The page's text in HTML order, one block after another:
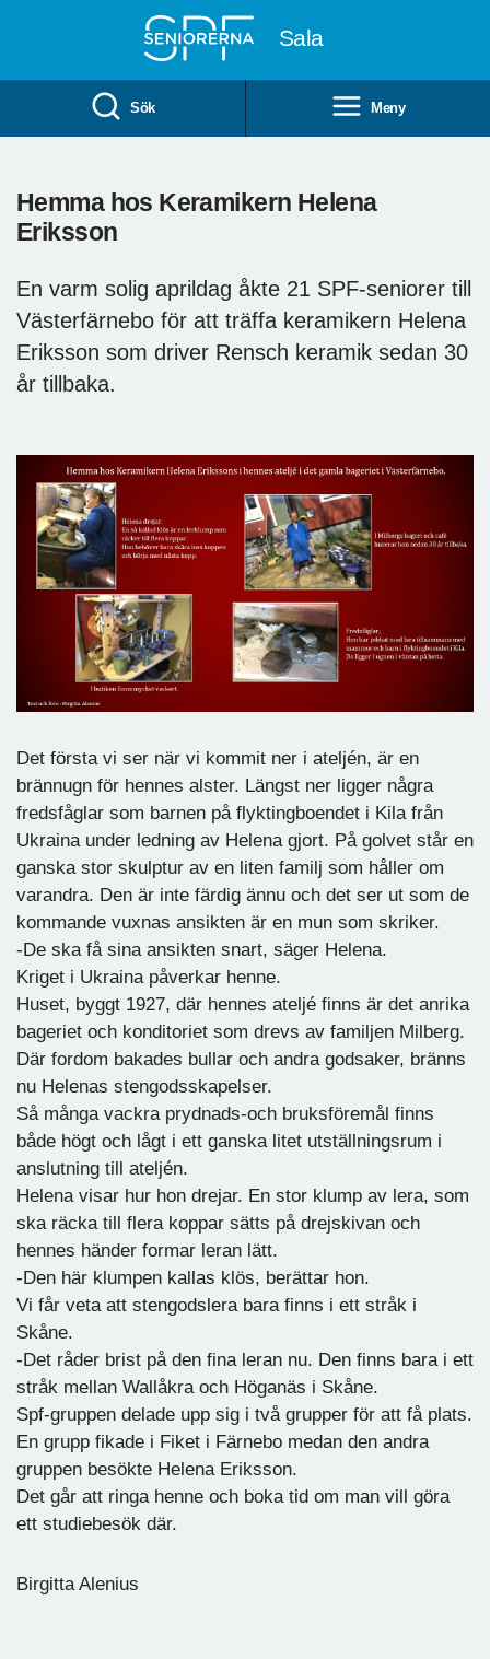
Sala
Sök Meny
Hemma hos Keramikern Helena
Eriksson
En varm solig aprildag åkte 21 SPF-seniorer till
Västerfärnebo för att träffa keramikern Helena
Eriksson som driver Rensch keramik sedan 30
år tillbaka.
Det första vi ser när vi kommit ner i ateljén, är en
brännugn för hennes alster. Längst ner ligger några
fredsfåglar som barnen på flyktingboendet i Kila från
Ukraina under ledning av Helena gjort. På golvet står en
ganska stor skulptur av en liten familj som håller om
varandra. Den är inte färdig ännu och det ser ut som de
kommande vuxnas ansikten är en mun som skriker.
-De ska få sina ansikten snart, säger Helena.
Kriget i Ukraina påverkar henne.
Huset, byggt 1927, där hennes ateljé finns är det anrika
bageriet och konditoriet som drevs av familjen Milberg.
Där fordom bakades bullar och andra godsaker, bränns
nu Helenas stengodsskapelser.
Så många vackra prydnads-och bruksföremål finns
både högt och lågt i ett ganska litet utställningsrum i
anslutning till ateljén.
Helena visar hur hon drejar. En stor klump av lera, som
ska räcka till flera koppar sätts på drejskivan och
hennes händer formar leran lätt.
-Den här klumpen kallas klös, berättar hon.
Vi får veta att stengodslera bara finns i ett stråk i
Skåne.
-Det råder brist på den fina leran nu. Den finns bara i ett
stråk mellan Wallåkra och Höganäs i Skåne.
Spf-gruppen delade upp sig i två grupper för att få plats.
En grupp fikade i Fiket i Färnebo medan den andra
gruppen besökte Helena Eriksson.
Det går att ringa henne och boka tid om man vill göra
ett studiebesök där.
Birgitta Alenius